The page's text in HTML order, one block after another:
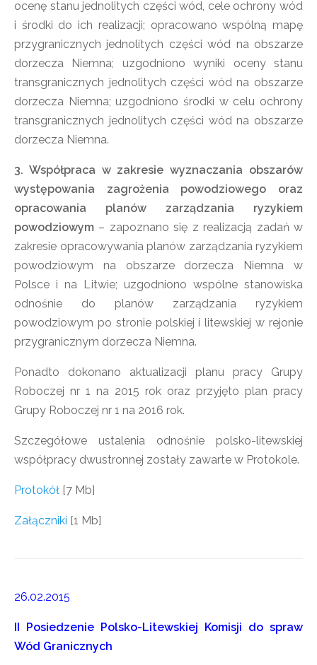
ocenę stanu jednolitych części wód, cele ochrony wód
i środki do ich realizacji; opracowano wspólną mapę
przygranicznych jednolitych części wód na obszarze
dorzecza Niemna; uzgodniono wyniki oceny stanu
transgranicznych jednolitych części wód na obszarze
dorzecza Niemna; uzgodniono środki w celu ochrony
transgranicznych jednolitych części wód na obszarze
dorzecza Niemna.
3. Współpraca w zakresie wyznaczania obszarów
występowania zagrożenia powodziowego oraz
opracowania planów zarządzania ryzykiem
powodziowym – zapoznano się z realizacją zadań w
zakresie opracowywania planów zarządzania ryzykiem
powodziowym na obszarze dorzecza Niemna w
Polsce i na Litwie; uzgodniono wspólne stanowiska
odnośnie do planów zarządzania ryzykiem
powodziowym po stronie polskiej i litewskiej w rejonie
przygranicznym dorzecza Niemna.
Ponadto dokonano aktualizacji planu pracy Grupy
Roboczej nr 1 na 2015 rok oraz przyjęto plan pracy
Grupy Roboczej nr 1 na 2016 rok.
Szczegółowe ustalenia odnośnie polsko-litewskiej
współpracy dwustronnej zostały zawarte w Protokole.
Protokół [7 Mb]
Załączniki [1 Mb]
26.02.2015
II Posiedzenie Polsko-Litewskiej Komisji do spraw
Wód Granicznych